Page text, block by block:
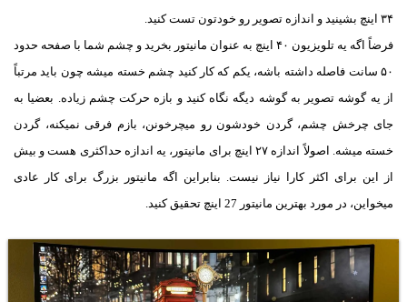
۳۴ اینچ بشینید و اندازه تصویر رو خودتون تست کنید.
فرضاً‌ اگه یه تلویزیون ۴۰ اینچ به عنوان مانیتور بخرید و چشم شما با صفحه حدود
۵۰ سانت فاصله داشته باشه، یکم که کار کنید چشم خسته میشه چون باید مرتباً
از یه گوشه تصویر به گوشه دیگه نگاه کنید و بازه حرکت چشم زیاده. بعضیا به
جای چرخش چشم، گردن خودشون رو میچرخونن، بازم فرقی نمیکنه، گردن
خسته میشه. اصولاً اندازه ۲۷ اینچ برای مانیتور، یه اندازه حداکثری هست و بیش
از این برای اکثر کارا نیاز نیست. بنابراین اگه مانیتور بزرگ برای کار عادی
میخواین، در مورد بهترین مانیتور 27 اینچ تحقیق کنید.